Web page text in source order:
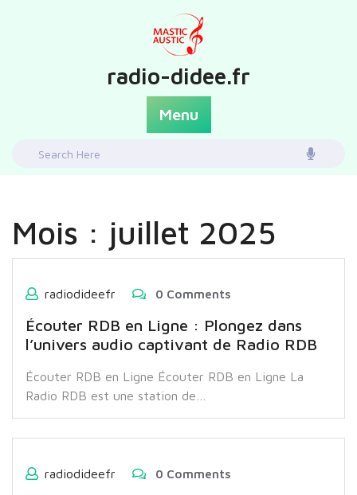
radio-didee.fr
Menu
Search
Mois : juillet 2025
radiodideefr 0 Comments
Écouter RDB en Ligne : Plongez dans
l’univers audio captivant de Radio RDB
Écouter RDB en Ligne Écouter RDB en Ligne La
Radio RDB est une station de…
radiodideefr 0 Comments